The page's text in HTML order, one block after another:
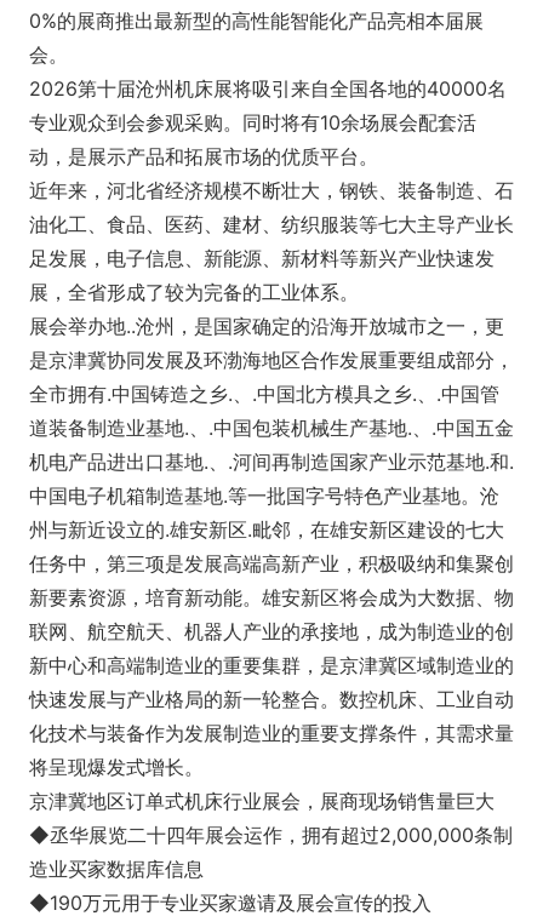
0%的展商推出最新型的高性能智能化产品亮相本届展
会。
2026第十届沧州机床展将吸引来自全国各地的40000名
专业观众到会参观采购。同时将有10余场展会配套活
动，是展示产品和拓展市场的优质平台。
近年来，河北省经济规模不断壮大，钢铁、装备制造、石
油化工、食品、医药、建材、纺织服装等七大主导产业长
足发展，电子信息、新能源、新材料等新兴产业快速发
展，全省形成了较为完备的工业体系。
展会举办地..沧州，是国家确定的沿海开放城市之一，更
是京津冀协同发展及环渤海地区合作发展重要组成部分，
全市拥有.中国铸造之乡.、.中国北方模具之乡.、.中国管
道装备制造业基地.、.中国包装机械生产基地.、.中国五金
机电产品进出口基地.、.河间再制造国家产业示范基地.和.
中国电子机箱制造基地.等一批国字号特色产业基地。沧
州与新近设立的.雄安新区.毗邻，在雄安新区建设的七大
任务中，第三项是发展高端高新产业，积极吸纳和集聚创
新要素资源，培育新动能。雄安新区将会成为大数据、物
联网、航空航天、机器人产业的承接地，成为制造业的创
新中心和高端制造业的重要集群，是京津冀区域制造业的
快速发展与产业格局的新一轮整合。数控机床、工业自动
化技术与装备作为发展制造业的重要支撑条件，其需求量
将呈现爆发式增长。
京津冀地区订单式机床行业展会，展商现场销售量巨大
◆丞华展览二十四年展会运作，拥有超过2,000,000条制
造业买家数据库信息
◆190万元用于专业买家邀请及展会宣传的投入